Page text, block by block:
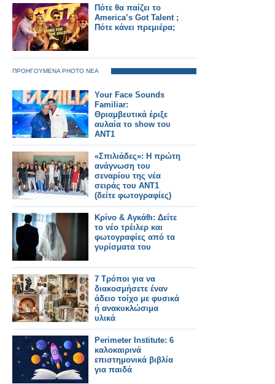
Πότε θα παίζει το
America’s Got Talent ;
Πότε κάνει πρεμιέρα;
ΠΡΟΗΓΟΥΜΕΝΑ PHOTO ΝΕΑ
Your Face Sounds
Familiar:
Θριαμβευτικά έριξε
αυλαία το show του
ΑΝΤ1
«Σπιλιάδες»: Η πρώτη
ανάγνωση του
σεναρίου της νέα
σειράς του ΑΝΤ1
(δείτε φωτογραφίες)
Κρίνο & Αγκάθι: Δείτε
το νέο τρέιλερ και
φωτογραφίες από τα
γυρίσματα του
7 Τρόποι για να
διακοσμήσετε έναν
άδειο τοίχο με φυσικά
ή ανακυκλώσιμα
υλικά
Perimeter Institute: 6
καλοκαιρινά
επιστημονικά βιβλία
για παιδά